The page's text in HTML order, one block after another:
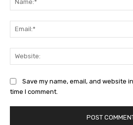
Save my name, email, and website
time I comment.